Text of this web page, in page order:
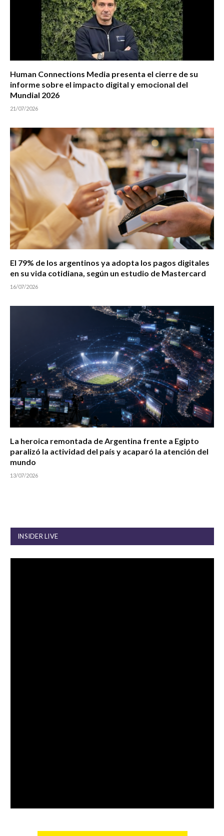
Human Connections Media presenta el cierre de su
informe sobre el impacto digital y emocional del
Mundial 2026
21/07/2026
El 79% de los argentinos ya adopta los pagos digitales
en su vida cotidiana, según un estudio de Mastercard
16/07/2026
La heroica remontada de Argentina frente a Egipto
paralizó la actividad del país y acaparó la atención del
mundo
13/07/2026
INSIDER LIVE